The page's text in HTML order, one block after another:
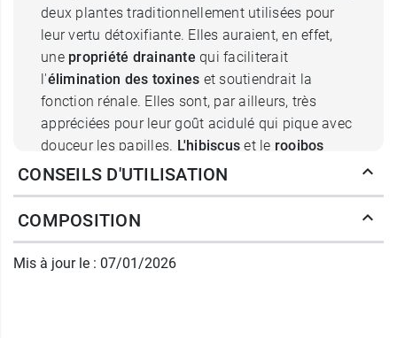
deux plantes traditionnellement utilisées pour
leur vertu détoxifiante. Elles auraient, en effet,
une propriété drainante qui faciliterait
l'élimination des toxines et soutiendrait la
fonction rénale. Elles sont, par ailleurs, très
appréciées pour leur goût acidulé qui pique avec
douceur les papilles. L'hibiscuset le rooibos
sont, quant eux, riches enantioxydants et anti-
laréduction du petit stress quotidien
parfaitement avec celles de la mûre et de
CONSEILS D'UTILISATION
COMPOSITION
Mis à jour le : 07/01/2026